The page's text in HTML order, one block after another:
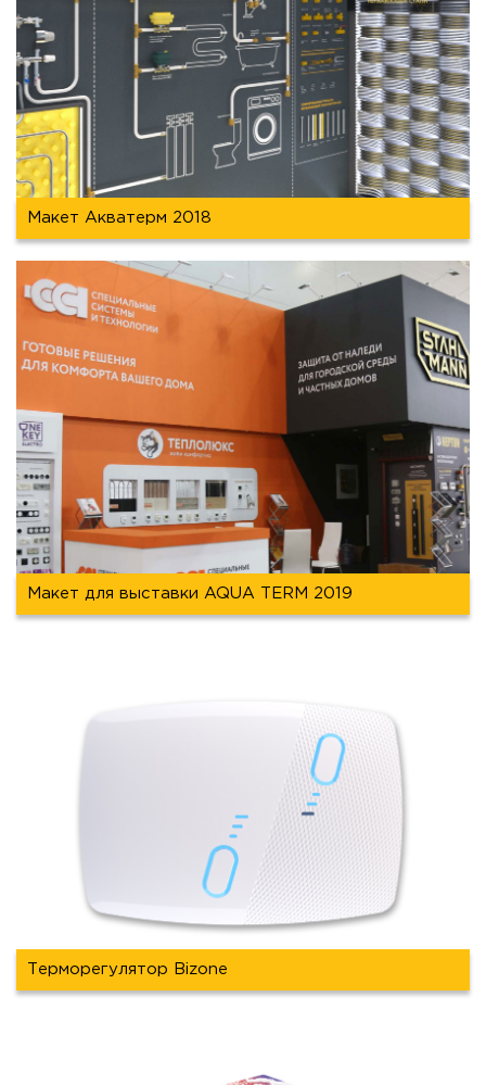
Макет Акватерм 2018
Макет для выставки AQUA TERM 2019
Терморегулятор Bizone